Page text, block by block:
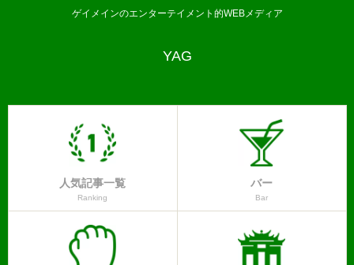
ゲイメインのエンターテイメント的WEBメディア
YAG
人気記事一覧
Ranking
バー
Bar